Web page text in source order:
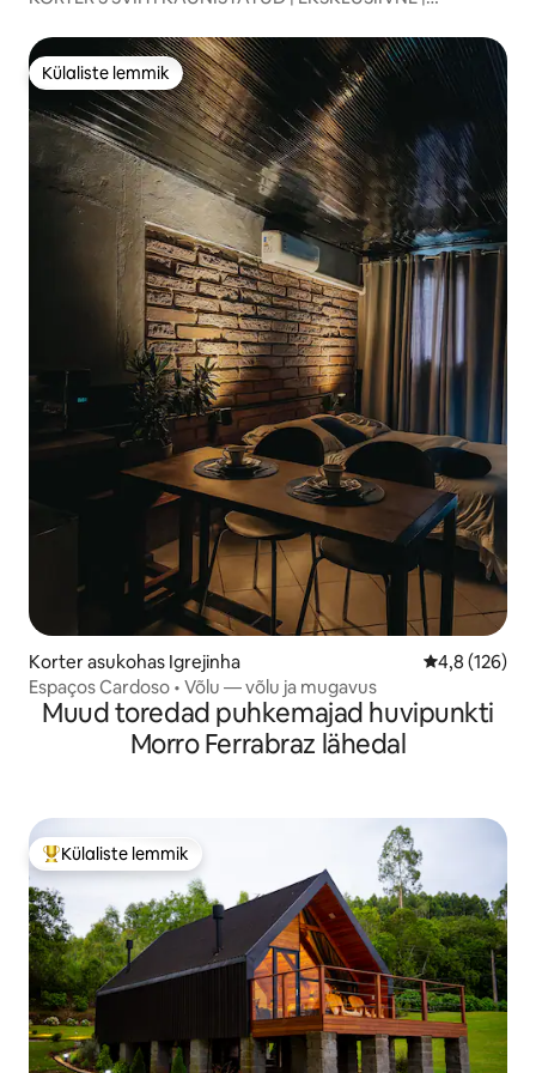
Külaliste lemmik
Külaliste lemmik
Korter asukohas Igrejinha Keskmine
4,8 (126)
Espaços Cardoso • Võlu — võlu ja mugavus
Muud toredad puhkemajad huvipunkti
Morro Ferrabraz lähedal
Külaliste suur lemmik
Külaliste lemmik